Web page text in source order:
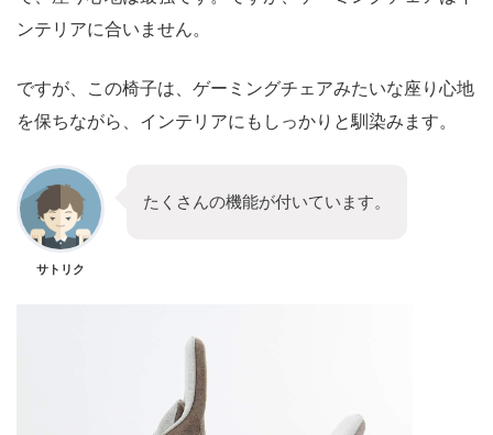
ンテリアに合いません。
ですが、この椅子は、ゲーミングチェアみたいな座り心地
を保ちながら、インテリアにもしっかりと馴染みます。
サトリク
たくさんの機能が付いています。